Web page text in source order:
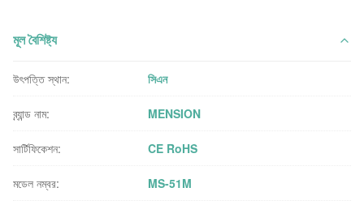
মূল বৈশিষ্ট্য
উৎপত্তি স্থান: সিএন
ব্র্যান্ড নাম: MENSION
সার্টিফিকেশন: CE RoHS
মডেল নম্বর: MS-51M